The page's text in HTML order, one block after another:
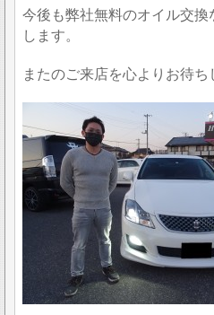
今後も弊社無料のオイル交
します。
またのご来店を心よりお待